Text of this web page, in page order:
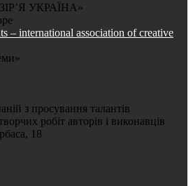
УКРАЇНА»
– international association of creative
з просування талантів
робіт авторів і виконавців
18